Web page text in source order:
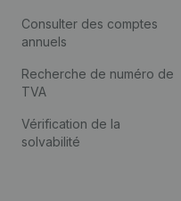
Consulter des comptes
annuels
Recherche de numéro de
TVA
Vérification de la
solvabilité